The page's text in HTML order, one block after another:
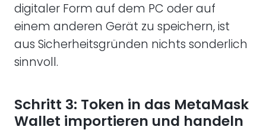
digitaler Form auf dem PC oder auf
einem anderen Gerät zu speichern, ist
aus Sicherheitsgründen nichts sonderlich
sinnvoll.
Schritt 3: Token in das MetaMask
Wallet importieren und handeln